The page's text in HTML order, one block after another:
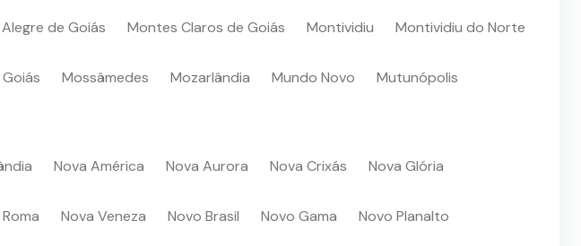
de Goiás Montes Claros de Goiás Montividiu Montividiu do Norte
Mossâmedes Mozarlândia Mundo Novo Mutunópolis
Nova América Nova Aurora Nova Crixás Nova Glória
Nova Veneza Novo Brasil Novo Gama Novo Planalto